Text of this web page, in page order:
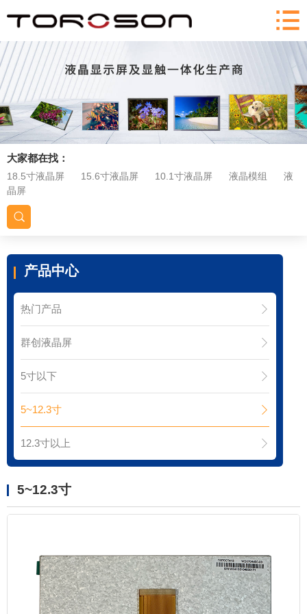
大家都在找：
18.5寸液晶屏 15.6寸液晶屏 10.1寸液晶屏 液晶模组
液
晶屏
产品中心
热门产品
群创液晶屏
5寸以下
5~12.3寸
12.3寸以上
5~12.3寸